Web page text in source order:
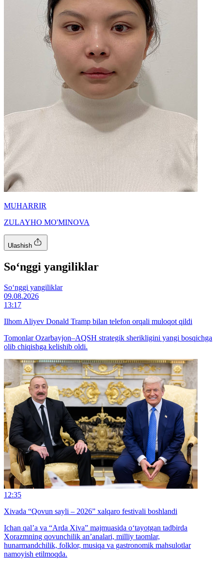
MUHARRIR
ZULAYHO MO'MINOVA
Ulashish
So‘nggi yangiliklar
So‘nggi yangiliklar
09.08.2026
13:17
Ilhom Aliyev Donald Tramp bilan telefon orqali muloqot qildi
Tomonlar Ozarbayjon–AQSH strategik sherikligini yangi bosqichga
olib chiqishga kelishib oldi.
12:35
Xivada “Qovun sayli – 2026” xalqaro festivali boshlandi
Ichan qal’a va “Arda Xiva” majmuasida o‘tayotgan tadbirda
Xorazmning qovunchilik an’analari, milliy taomlar,
hunarmandchilik, folklor, musiqa va gastronomik mahsulotlar
namoyish etilmoqda.